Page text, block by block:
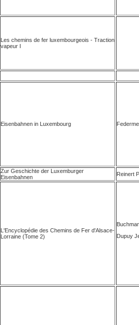
Les chemins de fer luxembourgeois - Traction
vapeur I
Eisenbahnen in Luxembourg
Zur Geschichte der Luxemburger
Eisenbahnen
Reinert
L'Encyclopédie des Chemins de Fer d'Alsace-
Lorraine (Tome 2)
Dupuy